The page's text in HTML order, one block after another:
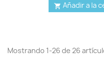
 Añadir a la
Mostrando 1-26 de 26